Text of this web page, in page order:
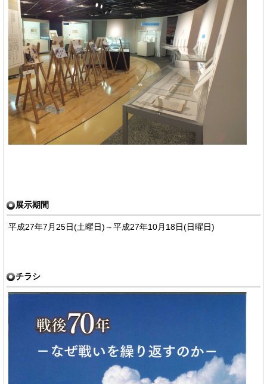
展示期間
平成27年7月25日(土曜日)～平成27年10月18日(日曜日)
チラシ